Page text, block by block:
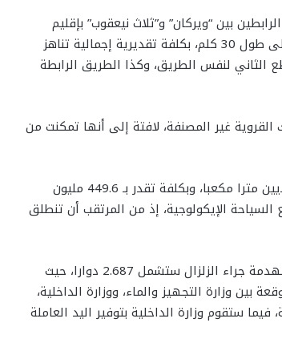
وأوضح المصدر ذاته أنه تم تأهيل مقطعين من الطريق الوطنية رقم 7 الرابطين بين “ويركان” و”ثلاث نيعقوب” بإقليم
الحوز على طول 34 كلم، و”تيزي نتاست” و”تافنكولت” بإقليم تارودانت على طول 30 كلم، بكلفة تقديرية إجمالية تناهز
الثاني لنفس الطريق، وكذا الطريق الرابطة
غير المصنفة، لافتة إلى أنها تمكنت من
وتدارست اللجنة مشروع بناء سد تاسا ويكان، بقدرة تخزين تقدر ب 3 ملايين مترا مكعبا، وبكلفة تقدر بـ 449.6 مليون
الإيكولوجية، إذ من المرتقب أن تنطلق
وأشار البلاغ إلى أن عملية إزالة أنقاض المباني العمومية والمساكن المهدمة جراء الزلزال ستشمل 2.687 دوارا، ‏حيث
بين وزارة ‏التجهيز والماء، ووزارة الداخلية،
فيما ستقوم وزارة الداخلية بتوفير اليد العاملة